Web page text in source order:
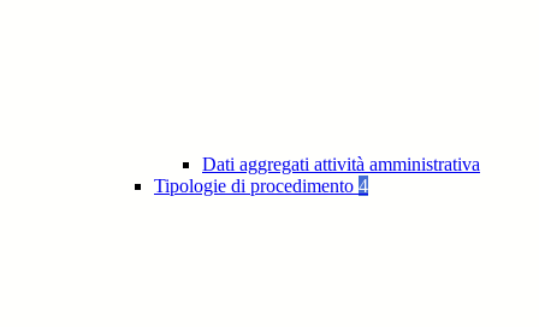
Dati aggregati attività amministrativa
Tipologie di procedimento 4